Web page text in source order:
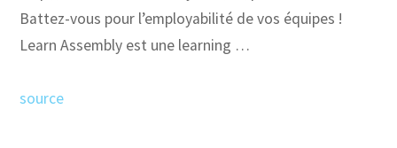
Battez-vous pour l’employabilité de vos équipes !
Learn Assembly est une learning …
source